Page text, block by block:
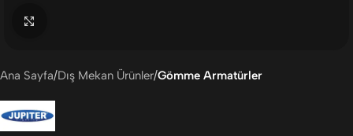
Ana Sayfa Dış Mekan Ürünler Gömme Armatürler